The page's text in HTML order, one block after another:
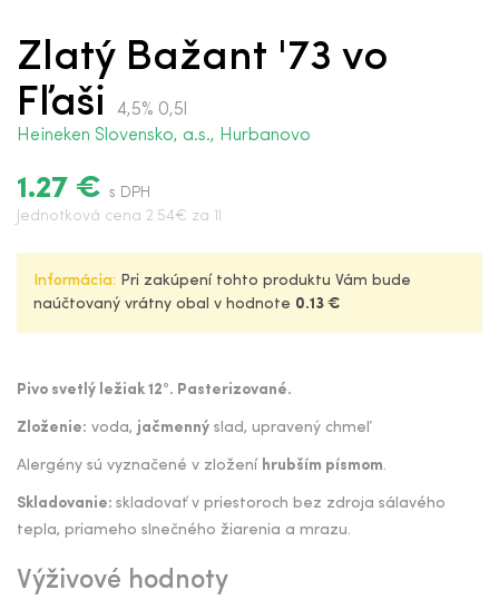
Zlatý Bažant '73 vo
Fľaši
4,5% 0,5l
Heineken Slovensko, a.s., Hurbanovo
1.27 € s DPH
Jednotková cena 2.54€ za 1l
Informácia: Pri zakúpení tohto produktu Vám bude
naúčtovaný vrátny obal v hodnote 0.13 €
Pivo svetlý ležiak 12°. Pasterizované.
Zloženie: voda, jačmenný slad, upravený chmeľ
Alergény sú vyznačené v zložení hrubším písmom.
Skladovanie: skladovať v priestoroch bez zdroja sálavého
tepla, priameho slnečného žiarenia a mrazu.
Výživové hodnoty